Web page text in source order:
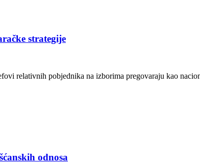
strategije
relativnih pobjednika na izborima pregovaraju kao
odnosa